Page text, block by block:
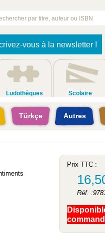
vous à la newsletter !
Ludothèques Scolaire
Türkçe Autres
Prix TTC :
Réf.